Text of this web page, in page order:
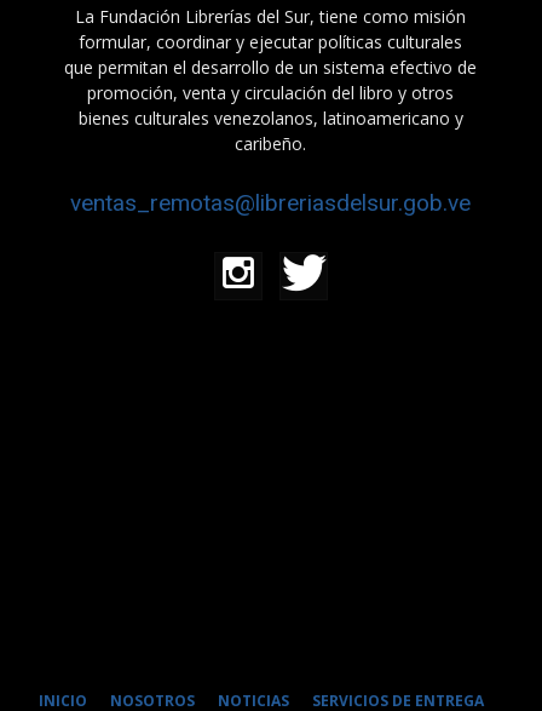
La Fundación Librerías del Sur, tiene como misión
formular, coordinar y ejecutar políticas culturales
que permitan el desarrollo de un sistema efectivo de
promoción, venta y circulación del libro y otros
bienes culturales venezolanos, latinoamericano y
caribeño.
ventas_remotas@libreriasdelsur.gob.ve
INICIO NOSOTROS NOTICIAS SERVICIOS DE ENTREGA